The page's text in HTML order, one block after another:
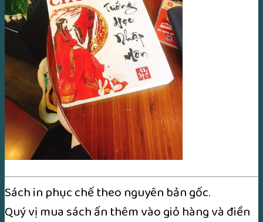
Sách in phục chế theo nguyên bản gốc.
Quý vị mua sách ấn thêm vào giỏ hàng và điền